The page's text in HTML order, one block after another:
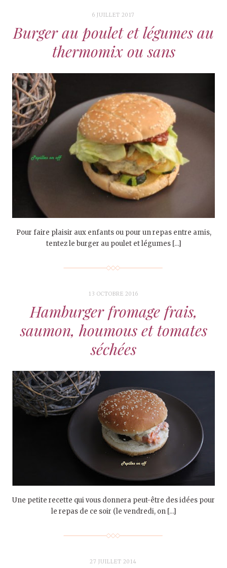
6 JUILLET 2017
Burger au poulet et légumes au
thermomix ou sans
Pour faire plaisir aux enfants ou pour un repas entre amis,
tentez le burger au poulet et légumes […]
13 OCTOBRE 2016
Hamburger fromage frais,
saumon, houmous et tomates
séchées
Une petite recette qui vous donnera peut-être des idées pour
le repas de ce soir (le vendredi, on […]
27 JUILLET 2014